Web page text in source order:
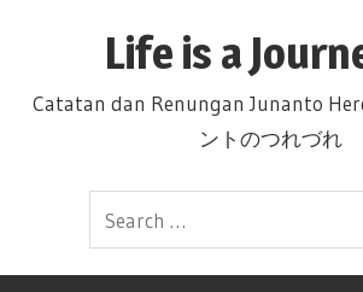
Life is a
Catatan dan Renungan Junanto
ントのつれづれ